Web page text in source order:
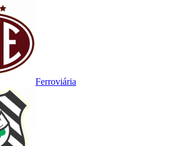
Ferroviária